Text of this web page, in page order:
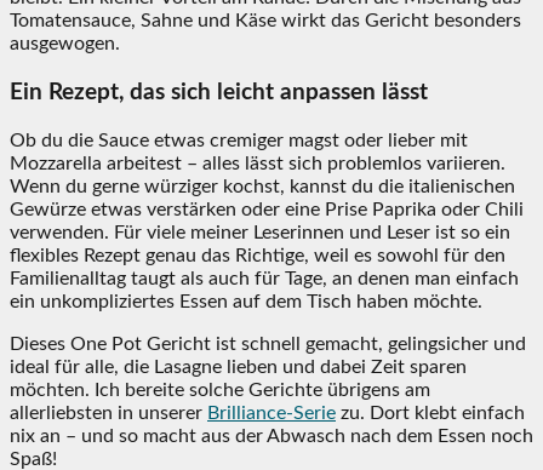
Tomatensauce, Sahne und Käse wirkt das Gericht besonders
ausgewogen.
Ein Rezept, das sich leicht anpassen lässt
Ob du die Sauce etwas cremiger magst oder lieber mit
Mozzarella arbeitest – alles lässt sich problemlos variieren.
Wenn du gerne würziger kochst, kannst du die italienischen
Gewürze etwas verstärken oder eine Prise Paprika oder Chili
verwenden. Für viele meiner Leserinnen und Leser ist so ein
flexibles Rezept genau das Richtige, weil es sowohl für den
Familienalltag taugt als auch für Tage, an denen man einfach
ein unkompliziertes Essen auf dem Tisch haben möchte.
Dieses One Pot Gericht ist schnell gemacht, gelingsicher und
ideal für alle, die Lasagne lieben und dabei Zeit sparen
möchten. Ich bereite solche Gerichte übrigens am
allerliebsten in unserer Brilliance-Serie zu. Dort klebt einfach
nix an – und so macht aus der Abwasch nach dem Essen noch
Spaß!